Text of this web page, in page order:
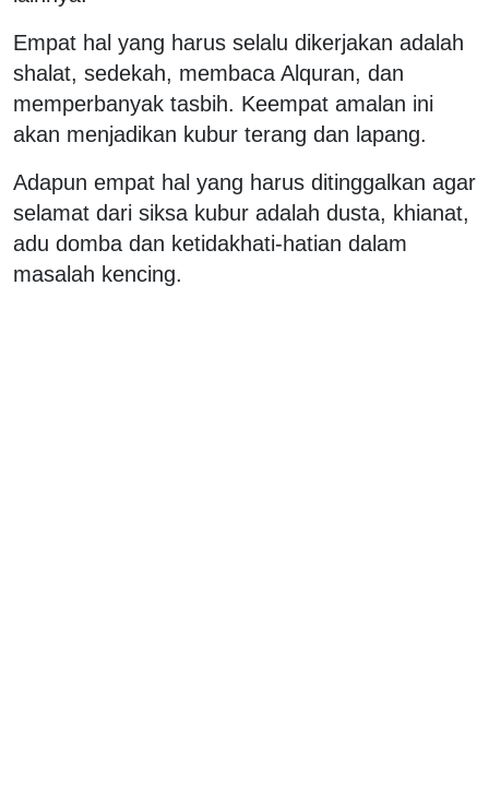
Empat hal yang harus selalu dikerjakan adalah
shalat, sedekah, membaca Alquran, dan
memperbanyak tasbih. Keempat amalan ini
akan menjadikan kubur terang dan lapang.
Adapun empat hal yang harus ditinggalkan agar
selamat dari siksa kubur adalah dusta, khianat,
adu domba dan ketidakhati-hatian dalam
masalah kencing.